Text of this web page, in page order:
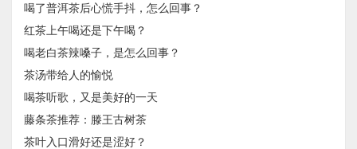
喝了普洱茶后心慌手抖，怎么回事？
红茶上午喝还是下午喝？
喝老白茶辣嗓子，是怎么回事？
茶汤带给人的愉悦
喝茶听歌，又是美好的一天
藤条茶推荐：滕王古树茶
茶叶入口滑好还是涩好？